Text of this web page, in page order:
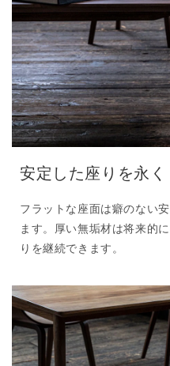
安定した座りを永く
フラットな座面は癖のない
ます。厚い無垢材は将来的
りを継続できます。